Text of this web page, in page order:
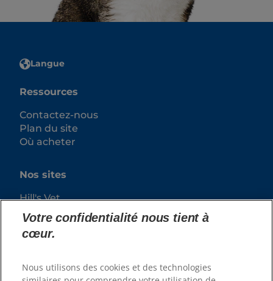
Langue
Ressources
Contactez-nous
Plan du site
Où acheter
Nos sites
Hill's Vet
Carrières
Votre confidentialité nous tient à
cœur.
Nous utilisons des cookies et des technologies